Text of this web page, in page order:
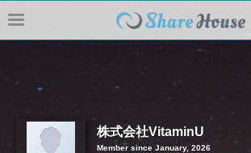
株式会社VitaminU
Member since January, 2026